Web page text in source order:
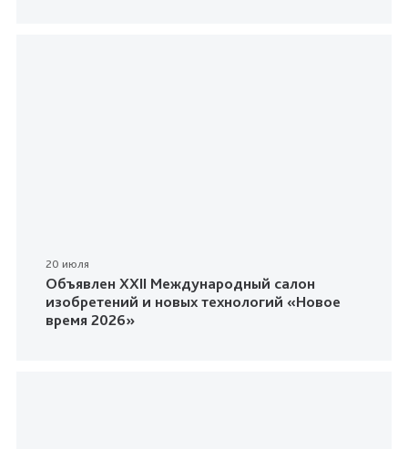
20 июля
Объявлен XXII Международный салон
изобретений и новых технологий «Новое
время 2026»